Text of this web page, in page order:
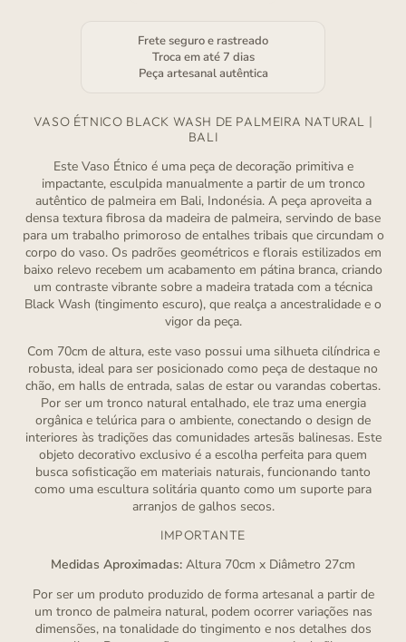
Frete seguro e rastreado
Troca em até 7 dias
Peça artesanal autêntica
VASO ÉTNICO BLACK WASH DE PALMEIRA NATURAL |
BALI
Este Vaso Étnico é uma peça de decoração primitiva e
impactante, esculpida manualmente a partir de um tronco
autêntico de palmeira em Bali, Indonésia. A peça aproveita a
densa textura fibrosa da madeira de palmeira, servindo de base
para um trabalho primoroso de entalhes tribais que circundam o
corpo do vaso. Os padrões geométricos e florais estilizados em
baixo relevo recebem um acabamento em pátina branca, criando
um contraste vibrante sobre a madeira tratada com a técnica
Black Wash (tingimento escuro), que realça a ancestralidade e o
vigor da peça.
Com 70cm de altura, este vaso possui uma silhueta cilíndrica e
robusta, ideal para ser posicionado como peça de destaque no
chão, em halls de entrada, salas de estar ou varandas cobertas.
Por ser um tronco natural entalhado, ele traz uma energia
orgânica e telúrica para o ambiente, conectando o design de
interiores às tradições das comunidades artesãs balinesas. Este
objeto decorativo exclusivo é a escolha perfeita para quem
busca sofisticação em materiais naturais, funcionando tanto
como uma escultura solitária quanto como um suporte para
arranjos de galhos secos.
IMPORTANTE
Medidas Aproximadas: Altura 70cm x Diâmetro 27cm
Por ser um produto produzido de forma artesanal a partir de
um tronco de palmeira natural, podem ocorrer variações nas
dimensões, na tonalidade do tingimento e nos detalhes dos